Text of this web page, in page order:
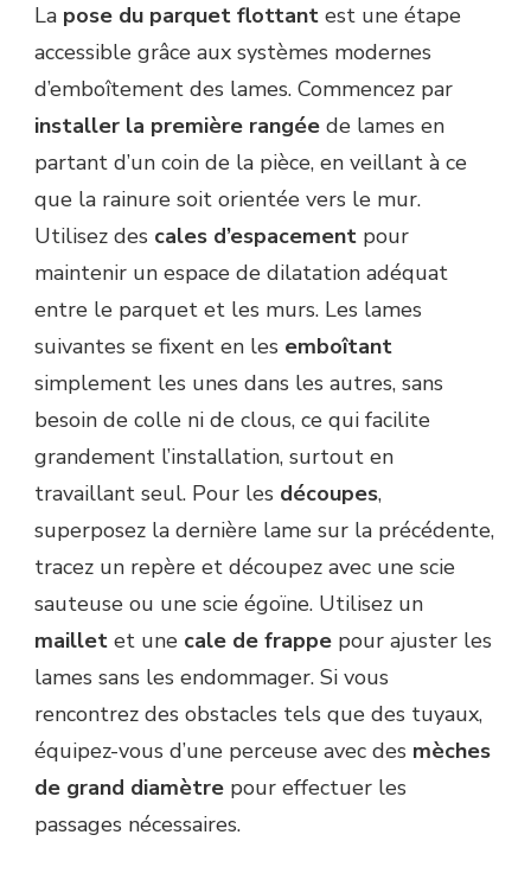
La pose du parquet flottant est une étape
accessible grâce aux systèmes modernes
d’emboîtement des lames. Commencez par
installer la première rangée de lames en
partant d’un coin de la pièce, en veillant à ce
que la rainure soit orientée vers le mur.
Utilisez des cales d’espacement pour
maintenir un espace de dilatation adéquat
entre le parquet et les murs. Les lames
suivantes se fixent en les emboîtant
simplement les unes dans les autres, sans
besoin de colle ni de clous, ce qui facilite
grandement l’installation, surtout en
travaillant seul. Pour les découpes,
superposez la dernière lame sur la précédente,
tracez un repère et découpez avec une scie
sauteuse ou une scie égoïne. Utilisez un
maillet et une cale de frappe pour ajuster les
lames sans les endommager. Si vous
rencontrez des obstacles tels que des tuyaux,
équipez-vous d’une perceuse avec des mèches
de grand diamètre pour effectuer les
passages nécessaires.